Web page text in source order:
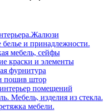
и принадлежности.
мебель, сейфы
краски и элементы
фурнитура
пошив штор
помещений
Мебель, изделия из стекла.
мебели.